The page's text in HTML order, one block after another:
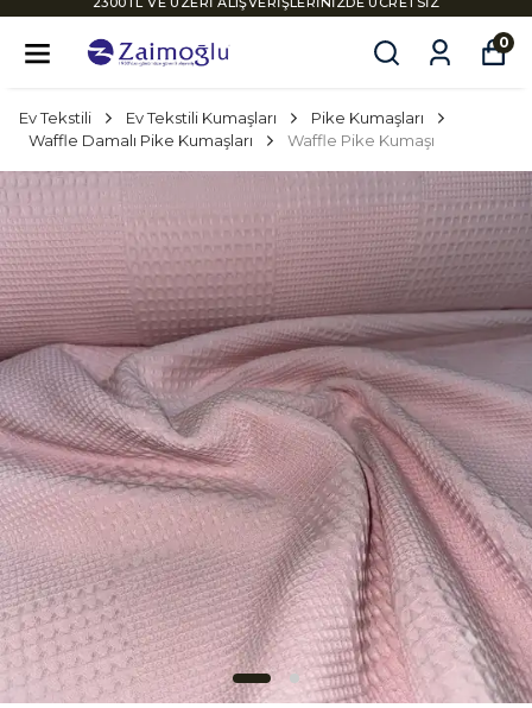
KARGO
0
Ev Tekstili Ev Tekstili Kumaşları
Pike Kumaşları
Waffle Damalı Pike Kumaşları
Waffle Pike Kumaşı